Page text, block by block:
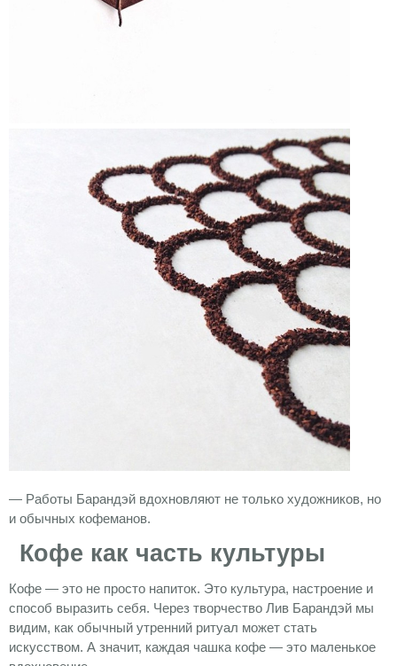
— Работы Барандэй вдохновляют не только художников, но
и обычных кофеманов.
Кофе как часть культуры
Кофе — это не просто напиток. Это культура, настроение и
способ выразить себя. Через творчество Лив Барандэй мы
видим, как обычный утренний ритуал может стать
искусством. А значит, каждая чашка кофе — это маленькое